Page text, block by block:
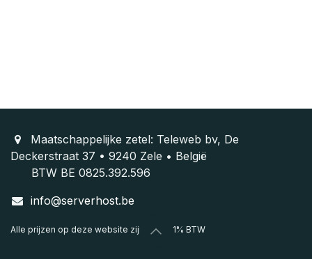
Maatschappelijke zetel: Teleweb bv, De
Deckerstraat 37 • 9240 Zele • België
BTW BE 0825.392.596
info@serverhost.be
Alle prijzen op deze website zijn excl. 21% BTW